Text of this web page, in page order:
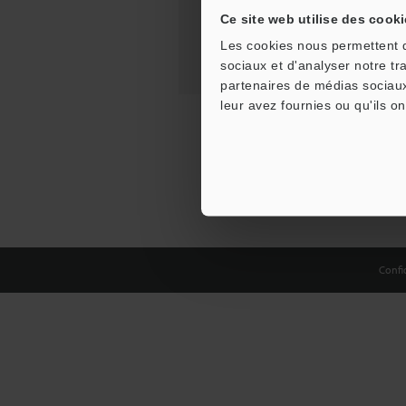
Ce site web utilise des
Les cookies nous
sociaux et d'analyser notre
partenaires de médias
leur avez fournies ou qu'ils